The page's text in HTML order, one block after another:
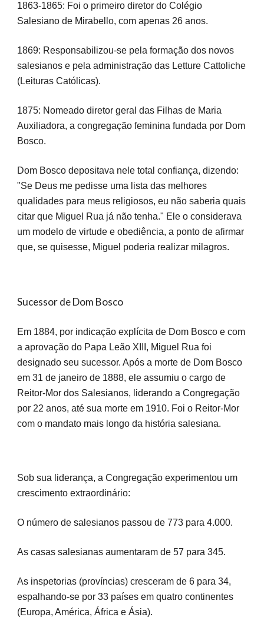
1863-1865: Foi o primeiro diretor do Colégio
Salesiano de Mirabello, com apenas 26 anos.
1869: Responsabilizou-se pela formação dos novos
salesianos e pela administração das Letture Cattoliche
(Leituras Católicas).
1875: Nomeado diretor geral das Filhas de Maria
Auxiliadora, a congregação feminina fundada por Dom
Bosco.
Dom Bosco depositava nele total confiança, dizendo:
"Se Deus me pedisse uma lista das melhores
qualidades para meus religiosos, eu não saberia quais
citar que Miguel Rua já não tenha." Ele o considerava
um modelo de virtude e obediência, a ponto de afirmar
que, se quisesse, Miguel poderia realizar milagros.
Sucessor de Dom Bosco
Em 1884, por indicação explícita de Dom Bosco e com
a aprovação do Papa Leão XIII, Miguel Rua foi
designado seu sucessor. Após a morte de Dom Bosco
em 31 de janeiro de 1888, ele assumiu o cargo de
Reitor-Mor dos Salesianos, liderando a Congregação
por 22 anos, até sua morte em 1910. Foi o Reitor-Mor
com o mandato mais longo da história salesiana.
Sob sua liderança, a Congregação experimentou um
crescimento extraordinário:
O número de salesianos passou de 773 para 4.000.
As casas salesianas aumentaram de 57 para 345.
As inspetorias (províncias) cresceram de 6 para 34,
espalhando-se por 33 países em quatro continentes
(Europa, América, África e Ásia).